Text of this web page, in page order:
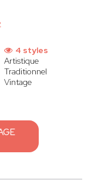
4 styles
Artistique
Traditionnel
Vintage